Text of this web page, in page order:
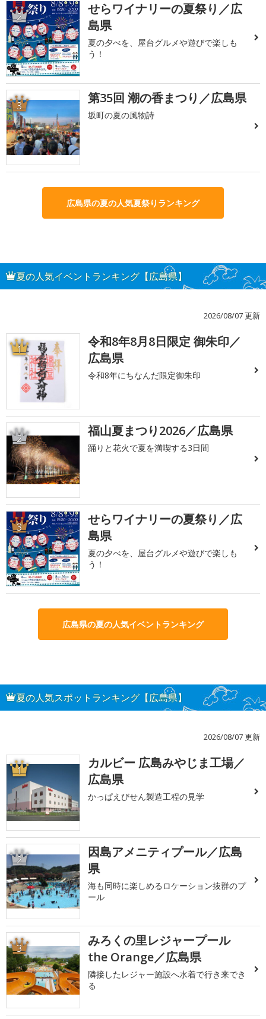
2
せらワイナリーの夏祭り／広
島県
夏の夕べを、屋台グルメや遊びで楽しも
う！
3 第35回 潮の香まつり／広島県
坂町の夏の風物詩
広島県の夏の人気夏祭りランキング
夏の人気イベントランキング【広島県】
2026/08/07 更新
1
令和8年8月8日限定 御朱印／
広島県
令和8年にちなんだ限定御朱印
2 福山夏まつり2026／広島県
踊りと花火で夏を満喫する3日間
3
せらワイナリーの夏祭り／広
島県
夏の夕べを、屋台グルメや遊びで楽しも
う！
広島県の夏の人気イベントランキング
夏の人気スポットランキング【広島県】
2026/08/07 更新
1
カルビー 広島みやじま工場／
広島県
かっぱえびせん製造工程の見学
2
因島アメニティプール／広島
県
海も同時に楽しめるロケーション抜群のプ
ール
3
みろくの里レジャープール
the Orange／広島県
隣接したレジャー施設へ水着で行き来でき
る